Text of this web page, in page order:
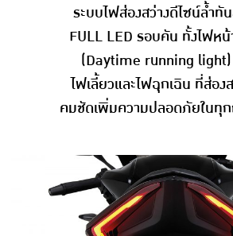
ระบบไฟส่องสว่างดีไซน์ล้ำ
FULL LED รอบคัน ทั้งไฟห
(Daytime running
ไฟเลี้ยวและไฟฉุกเฉิน ที่ส่อง
คมชัดเพิ่มความปลอดภัยในทุก